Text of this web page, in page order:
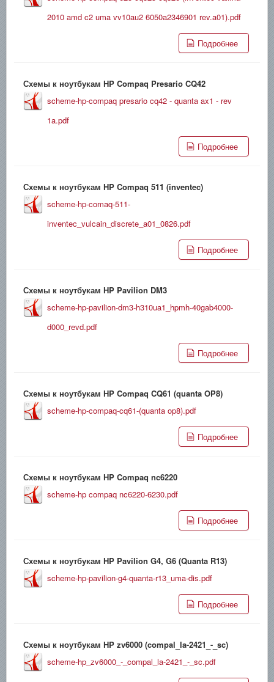
2010 amd c2 uma vv10au2 6050a2346901 rev.a01).pdf
Подробнее
Схемы к ноутбукам HP Compaq Presario CQ42
scheme-hp-compaq presario cq42 - quanta ax1 - rev
1a.pdf
Подробнее
Схемы к ноутбукам HP Compaq 511 (inventec)
scheme-hp-comaq-511-
inventec_vulcain_discrete_a01_0826.pdf
Подробнее
Схемы к ноутбукам HP Pavilion DM3
scheme-hp-pavilion-dm3-h310ua1_hpmh-40gab4000-
d000_revd.pdf
Подробнее
Схемы к ноутбукам HP Compaq CQ61 (quanta OP8)
scheme-hp-compaq-cq61-(quanta op8).pdf
Подробнее
Схемы к ноутбукам HP Compaq nc6220
scheme-hp compaq nc6220-6230.pdf
Подробнее
Схемы к ноутбукам HP Pavilion G4, G6 (Quanta R13)
scheme-hp-pavilion-g4-quanta-r13_uma-dis.pdf
Подробнее
Схемы к ноутбукам HP zv6000 (compal_la-2421_-_sc)
scheme-hp_zv6000_-_compal_la-2421_-_sc.pdf